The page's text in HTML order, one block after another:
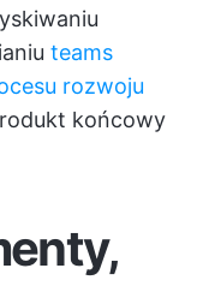
teams
rozwoju
końcowy